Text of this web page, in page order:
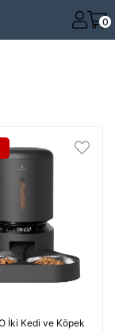
0
İki Kedi ve Köpek